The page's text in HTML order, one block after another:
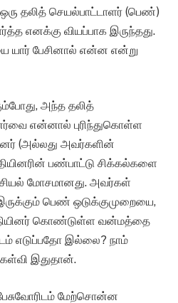
ஒரு தலித் செயல்பாட்டாளர் (பெண்)
எனக்கு வியப்பாக இருந்தது.
யார் பேசினால் என்ன என்று
அந்த தலித்
என்னால் புரிந்துகொள்ள
(அல்லது அவர்களின்
பண்பாட்டு சிக்கல்களை
மோசமானது. அவர்கள்
பெண் ஒடுக்குமுறையை,
கொண்டுள்ள வன்மத்தை
எடுப்பதோ இல்லை? நாம்
இதுதான்.
மேற்சொன்ன